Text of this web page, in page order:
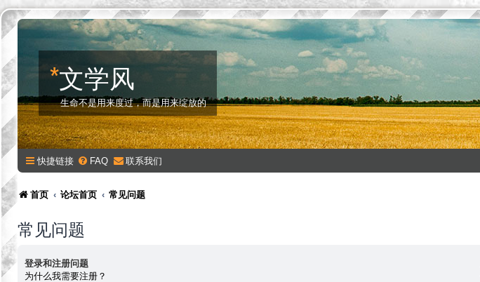
*文学风
生命不是用来度过，而是用来绽放的
快捷链接 FAQ 联系我们
首页 论坛首页 常见问题
常见问题
登录和注册问题
为什么我需要注册？